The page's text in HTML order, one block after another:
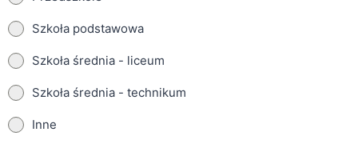
Szkoła podstawowa
Szkoła średnia - liceum
Szkoła średnia - technikum
Inne